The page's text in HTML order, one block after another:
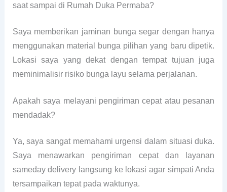
saat sampai di Rumah Duka Permaba?
Saya memberikan jaminan bunga segar dengan hanya
menggunakan material bunga pilihan yang baru dipetik.
Lokasi saya yang dekat dengan tempat tujuan juga
meminimalisir risiko bunga layu selama perjalanan.
Apakah saya melayani pengiriman cepat atau pesanan
mendadak?
Ya, saya sangat memahami urgensi dalam situasi duka.
Saya menawarkan pengiriman cepat dan layanan
sameday delivery langsung ke lokasi agar simpati Anda
tersampaikan tepat pada waktunya.